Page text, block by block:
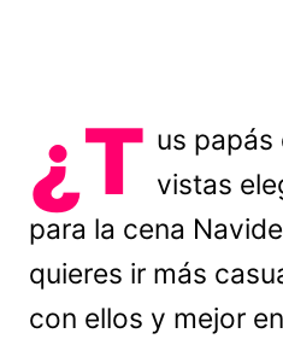
¿T us papás
vistas
para la cena
quieres ir más
con ellos y mejor